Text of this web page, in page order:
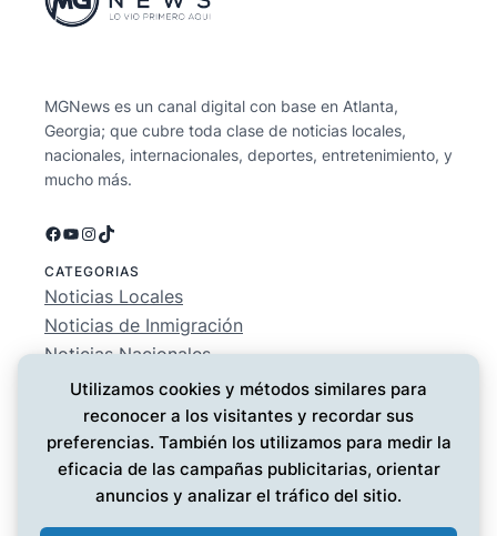
MGNews es un canal digital con base en Atlanta,
Georgia; que cubre toda clase de noticias locales,
nacionales, internacionales, deportes, entretenimiento, y
mucho más.
Facebook
YouTube
Instagram
TikTok
CATEGORIAS
Noticias Locales
Noticias de Inmigración
Noticias Nacionales
Deportes
Entretenimiento
EMPRESA
Conócenos
Política de Privacidad
Utilizamos cookies y métodos similares para
reconocer a los visitantes y recordar sus
preferencias. También los utilizamos para medir la
eficacia de las campañas publicitarias, orientar
anuncios y analizar el tráfico del sitio.